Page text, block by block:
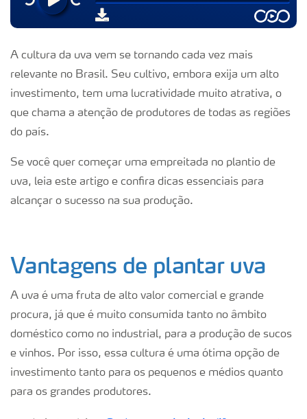
A cultura da uva vem se tornando cada vez mais
relevante no Brasil. Seu cultivo, embora exija um alto
investimento, tem uma lucratividade muito atrativa, o
que chama a atenção de produtores de todas as regiões
do país.
Se você quer começar uma empreitada no plantio de
uva, leia este artigo e confira dicas essenciais para
alcançar o sucesso na sua produção.
Vantagens de plantar uva
A uva é uma fruta de alto valor comercial e grande
procura, já que é muito consumida tanto no âmbito
doméstico como no industrial, para a produção de sucos
e vinhos. Por isso, essa cultura é uma ótima opção de
investimento tanto para os pequenos e médios quanto
para os grandes produtores.